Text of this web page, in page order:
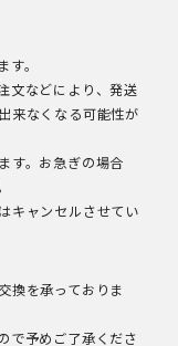
。
文などにより、発送
来なくなる可能性が
す。お急ぎの場合
キャンセルさせてい
換を承っておりま
で予めご了承くださ